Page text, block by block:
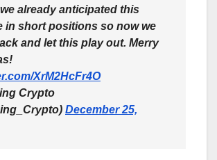
already anticipated this
in short positions so now we
and let this play out. Merry
XrM2HcFr4O
Crypto
December 25,